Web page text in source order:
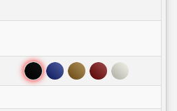
Đen Xanh Nâu Đỏ Trắng